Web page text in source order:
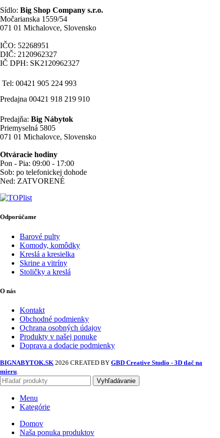
Sídlo: Big Shop Company s.r.o.
Močarianska 1559/54
071 01 Michalovce, Slovensko
IČO: 52268951
DIČ: 2120962327
IČ DPH: SK2120962327
Tel: 00421 905 224 993
Predajna 00421 918 219 910
Predajňa: Big Nábytok
Priemyselná 5805
071 01 Michalovce, Slovensko
Otváracie hodiny
Pon - Pia: 09:00 - 17:00
Sob: po telefonickej dohode
Ned: ZATVORENÉ
Odporúčame
Barové pulty
Komody, komôdky
Kreslá a kresielka
Skrine a vitríny
Stoličky a kreslá
O nás
Kontakt
Obchodné podmienky
Ochrana osobných údajov
Produkty v našej ponuke
Doprava a dodacie podmienky
BIGNABYTOK.SK 2026 CREATED BY GBD Creative Studio - 3D tlač na
mieru
Vyhľadávanie
Menu
Kategórie
Domov
Naša ponuka produktov